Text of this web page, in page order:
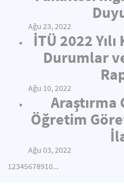
Ağu 23, 2022
İTÜ 2022
Durumlar
Ağu 10, 2022
Araştırma
Öğretim
Ağu 03, 2022
12345678910...